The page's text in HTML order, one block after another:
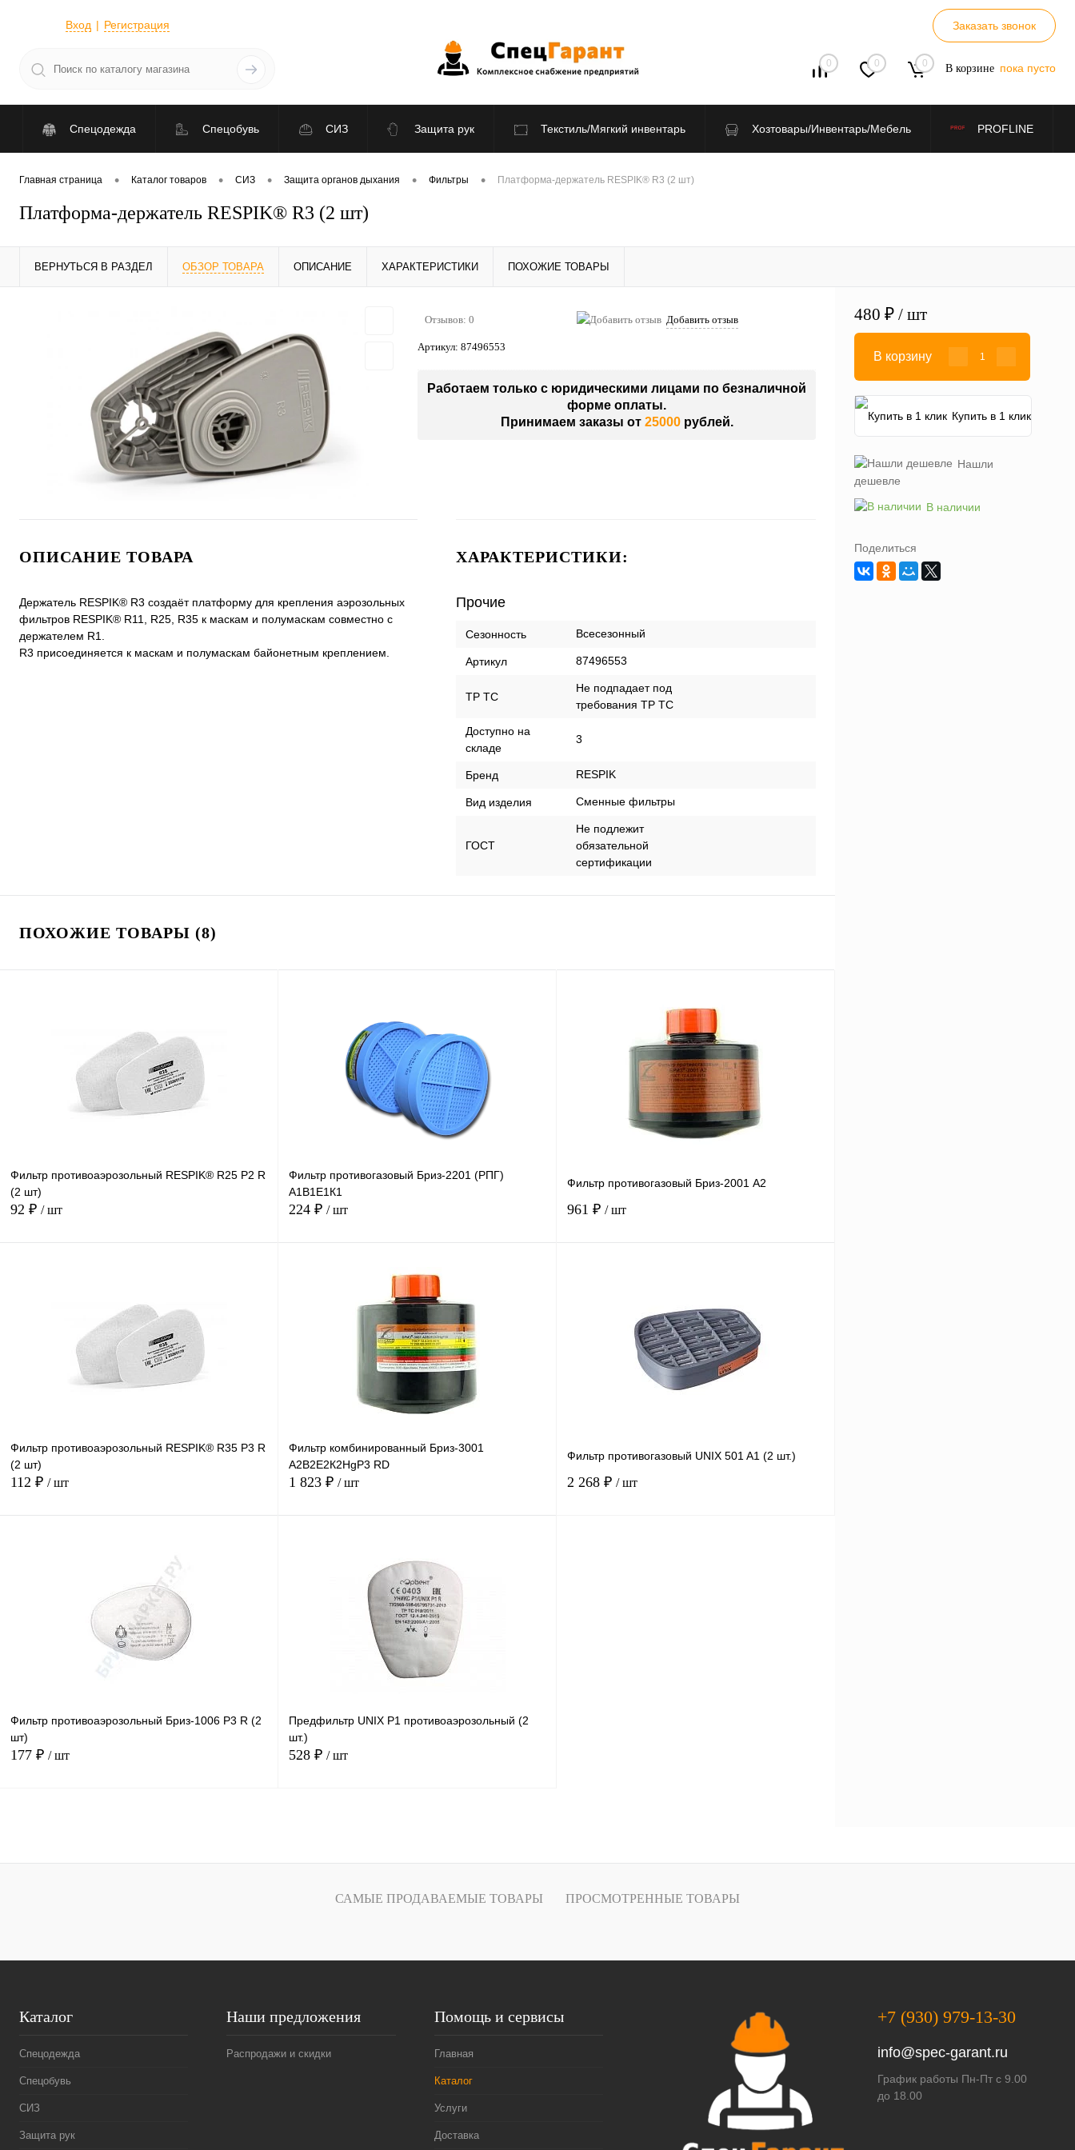
Вход Регистрация Заказать звонок
0 0 0 В корзине пока пусто
Спецодежда Спецобувь СИЗ Защита рук Текстиль/Мягкий инвентарь Хозтовары/Инвентарь/Мебель PROFLINE
По отраслям Распродажа
Главная страница • Каталог товаров • СИЗ • Защита органов дыхания • Фильтры • Платформа-держатель RESPIK® R3 (2 шт)
Платформа-держатель RESPIK® R3 (2 шт)
ВЕРНУТЬСЯ В РАЗДЕЛ ОБЗОР ТОВАРА ОПИСАНИЕ ХАРАКТЕРИСТИКИ ПОХОЖИЕ ТОВАРЫ
Отзывов: 0 Добавить отзыв
Артикул: 87496553
Работаем только с юридическими лицами по безналичной
форме оплаты.
Принимаем заказы от 25000рублей.
ОПИСАНИЕ ТОВАРА
Держатель RESPIK® R3 создаёт платформу для крепления аэрозольных
фильтров RESPIK® R11, R25, R35 к маскам и полумаскам совместно с
держателем R1.
R3 присоединяется к маскам и полумаскам байонетным креплением.
ХАРАКТЕРИСТИКИ:
Прочие
Сезонность Всесезонный
Артикул 87496553
ТР ТС
Не подпадает под
требования ТР ТС
Доступно на
складе
3
Бренд RESPIK
Вид изделия Сменные фильтры
ГОСТ
Не подлежит
обязательной
сертификации
ПОХОЖИЕ ТОВАРЫ (8)
Фильтр противоаэрозольный RESPIK® R25 P2 R
(2 шт)
92 ₽ / шт
Купить в
В избранное
Фильтр противогазовый Бриз-2201 (РПГ)
А1В1Е1К1
224 ₽ / шт
В корзину
В избранное
наличии
Фильтр противогазовый Бриз-2001 А2
961 ₽ / шт
Купить в
В избранное
Фильтр противоаэрозольный RESPIK® R35 P3 R
(2 шт)
112 ₽ / шт
Купить в
В избранное
наличии
Фильтр комбинированный Бриз-3001
А2В2Е2К2HgР3 RD
1 823 ₽ / шт
Купить в
В избранное
наличии
Фильтр противогазовый UNIX 501 A1 (2 шт.)
2 268 ₽ / шт
Фильтр противоаэрозольный Бриз-1006 P3 R (2
шт)
177 ₽ / шт
Купить в
Сравнение
Предфильтр UNIX Р1 противоаэрозольный (2
шт.)
528 ₽ / шт
Купить в
Сравнение
В избранное
В
480 ₽ / шт
В корзину
Купить в 1 клик
Нашли
дешевле
В наличии
Поделиться
САМЫЕ ПРОДАВАЕМЫЕ ТОВАРЫ ПРОСМОТРЕННЫЕ ТОВАРЫ
Каталог
Спецодежда
Спецобувь
СИЗ
Защита рук
Наши предложения
Распродажи и скидки
Помощь и сервисы
Главная
Каталог
Услуги
Доставка
+7 (930) 979-13-30
info@spec-garant.ru
График работы Пн-Пт с 9.00
до 18.00